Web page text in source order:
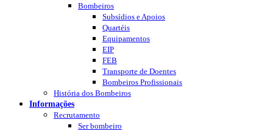
Bombeiros
Subsídios e Apoios
Quartéis
Equipamentos
EIP
FEB
Transporte de Doentes
Bombeiros Profissionais
História dos Bombeiros
Informações
Recrutamento
Ser bombeiro